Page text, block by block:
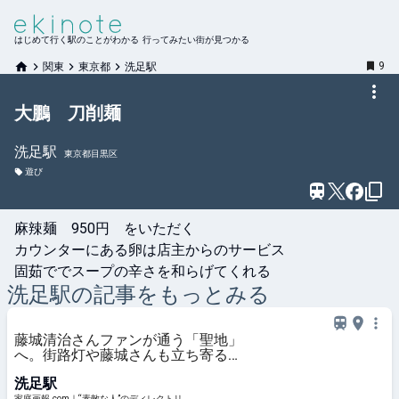
はじめて行く駅のことがわかる 行ってみたい街が見つかる
関東 東京都 洗足駅 9
大鵬 刀削麺
洗足駅
東京都目黒区
遊び
麻辣麺　950円　をいただく
カウンターにある卵は店主からのサービス
固茹ででスープの辛さを和らげてくれる
洗足駅の記事をもっとみる
藤城清治さんファンが通う「聖地」
へ。街路灯や藤城さんも立ち寄るカ
な人”のディレクトリ
洗足駅